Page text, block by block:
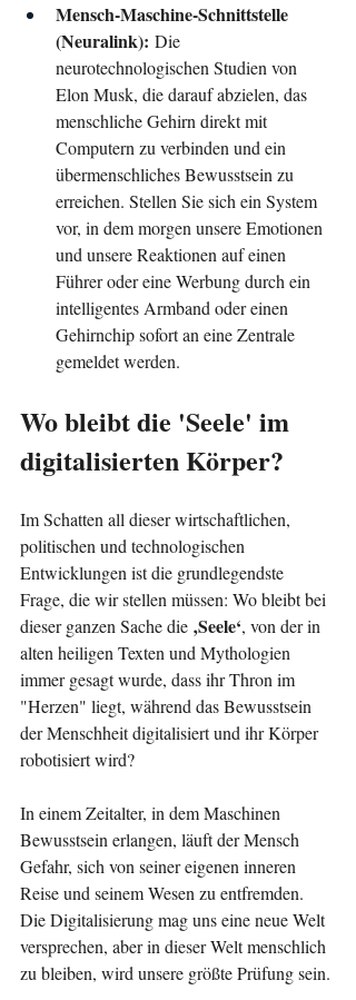
Mensch-Maschine-Schnittstelle
(Neuralink): Die
neurotechnologischen Studien von
Elon Musk, die darauf abzielen, das
menschliche Gehirn direkt mit
Computern zu verbinden und ein
übermenschliches Bewusstsein zu
erreichen. Stellen Sie sich ein System
vor, in dem morgen unsere Emotionen
und unsere Reaktionen auf einen
Führer oder eine Werbung durch ein
intelligentes Armband oder einen
Gehirnchip sofort an eine Zentrale
gemeldet werden.
Wo bleibt die 'Seele' im
digitalisierten Körper?
Im Schatten all dieser wirtschaftlichen,
politischen und technologischen
Entwicklungen ist die grundlegendste
Frage, die wir stellen müssen: Wo bleibt bei
dieser ganzen Sache die ‚Seele‘, von der in
alten heiligen Texten und Mythologien
immer gesagt wurde, dass ihr Thron im
"Herzen" liegt, während das Bewusstsein
der Menschheit digitalisiert und ihr Körper
robotisiert wird?
In einem Zeitalter, in dem Maschinen
Bewusstsein erlangen, läuft der Mensch
Gefahr, sich von seiner eigenen inneren
Reise und seinem Wesen zu entfremden.
Die Digitalisierung mag uns eine neue Welt
versprechen, aber in dieser Welt menschlich
zu bleiben, wird unsere größte Prüfung sein.